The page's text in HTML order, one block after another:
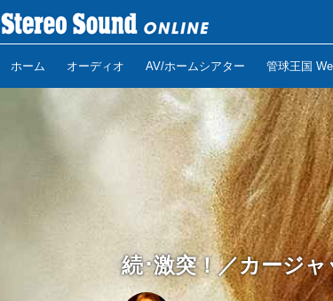
ホーム オーディオ AV/ホームシアター 管球王国
続･激突！／カージ